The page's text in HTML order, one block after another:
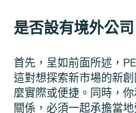
是否設有境外公司
首先，呈如前面所述，
這對想探索新市場的新
麼實際或便捷。同時，
關係，必須一起承擔當